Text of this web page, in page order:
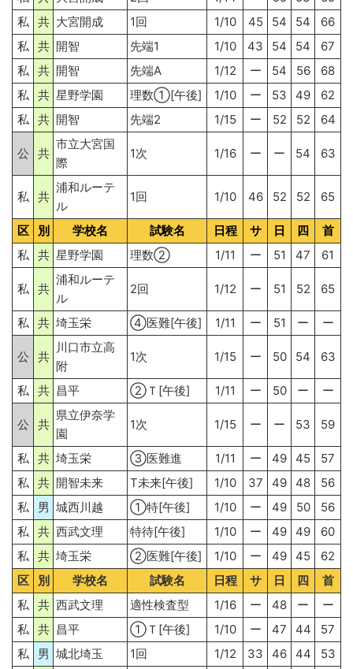
私
共 大宮開成 1回 1/10 45 54 54
66
私
共 開智 先端1 1/10 43 54 54
67
私
共 開智 先端A 1/12 ー 54 56
68
私
共 星野学園 理数①[午後] 1/10 ー 53 49
62
私
共 開智 先端2 1/15 ー 52 52 64
公 共
市立大宮国
際
1次 1/16 ー ー 54 63
私 共
浦和ルーテ
ル
1回 1/10 46 52 52 65
区 別 学校名 試験名 日程 サ 日 四
首
私
共 星野学園 理数② 1/11 ー 51 47 61
私 共
浦和ルーテ
ル
2回 1/12 ー 51 52 65
私 共 埼玉栄 ④医難[午後] 1/11 ー 51 ー ー
公 共
川口市立高
附
1次 1/15 ー 50 54 63
私 共 昌平 ②Ｔ[午後] 1/11 ー 50 ー ー
公 共
県立伊奈学
園
1次 1/15 ー ー 53 59
私 共 埼玉栄 ③医難進 1/11 ー 49 45
57
私
共 開智未来 T未来[午後] 1/10 37 49 48
56
私
男 城西川越 ①特[午後] 1/10 ー 49 50
56
私
共 西武文理 特待[午後] 1/10 ー 49 49
60
私
共 埼玉栄 ②医難[午後] 1/10 ー 49 45
62
区
別 学校名 試験名 日程 サ 日 四
首
私
共 西武文理 適性検査型 1/16 ー 48 ー
ー
私
共 昌平 ①Ｔ[午後] 1/10 ー 47 44
57
私
男 城北埼玉 1回 1/12 33 46 44
53